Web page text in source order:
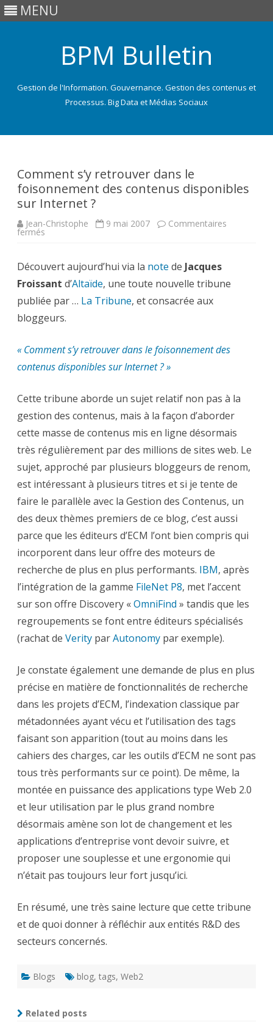
MENU
BPM Bulletin
Gestion de l'Information. Gouvernance. Gestion des contenus et
Processus. Big Data et Médias Sociaux
Comment s’y retrouver dans le
foisonnement des contenus disponibles
sur Internet ?
Jean-Christophe 9 mai 2007 Commentaires
fermés
dans
le
foisonnement
des
contenus
disponibles
sur
Internet
Découvert aujourd’hui via la note de Jacques
Froissant d’Altaïde, une toute nouvelle tribune
publiée par … La Tribune, et consacrée aux
bloggeurs.
« Comment s’y retrouver dans le foisonnement des
contenus disponibles sur Internet ? »
Cette tribune aborde un sujet relatif non pas à la
gestion des contenus, mais à la façon d’aborder
cette masse de contenus mis en ligne désormais
très régulièrement par des millions de sites web. Le
sujet, approché par plusieurs bloggeurs de renom,
est intéressant à plusieurs titres et si je tente de
faire le parallèle avec la Gestion des Contenus, un
des deux thèmes premiers de ce blog, c’est aussi
parce que les éditeurs d’ECM l’ont bien compris qui
incorporent dans leur offre des moteurs de
recherche de plus en plus performants. IBM, après
l’intégration de la gamme FileNet P8, met l’accent
sur son offre Discovery «OmniFind » tandis que les
regroupements se font entre éditeurs spécialisés
(rachat de Verity parAutonomy par exemple).
Je constate également une demande de plus en plus
précise en matière de fonctionnalités de recherche
dans les projets d’ECM, l’indexation classique par
métadonnées ayant vécu et l’utilisation des tags
faisant son apparition (tout au moins dans les
cahiers des charges, car les outils d’ECM ne sont pas
tous très performants sur ce point). De même, la
montée en puissance des applications type Web 2.0
et leur utilisation par le plus grand nombre
désormais amène son lot de changement et les
applications d’entreprise vont devoir suivre, et
proposer une souplesse et une ergonomie qui
n’était pas toujours leur fort jusqu’ici.
En résumé, une très saine lecture que cette tribune
et de quoi donner à réfléchir aux entités R&D des
secteurs concernés.
Blogs blog, tags, Web2
Related posts